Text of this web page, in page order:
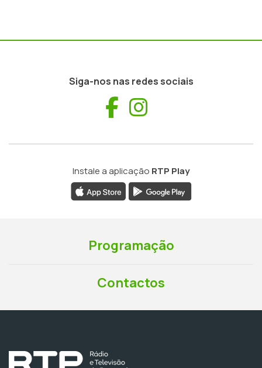
Siga-nos nas redes sociais
Facebook
Instale a aplicação RTP Play
Programação
Contactos